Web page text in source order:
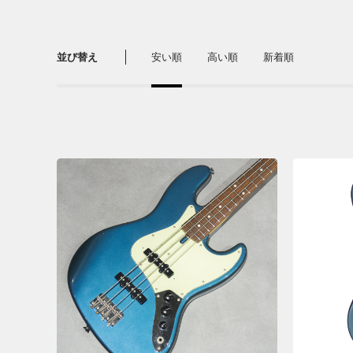
並び替え 安い順 高い順 新着順